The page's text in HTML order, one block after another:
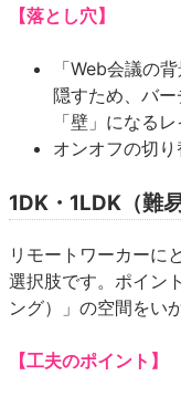
【落とし穴】
「Web会議の
隠すため、バ
「壁」になる
オンオフの切り
1DK・1LDK（難
リモートワーカーに
選択肢です。ポイン
ング）」の空間をい
【工夫のポイント】